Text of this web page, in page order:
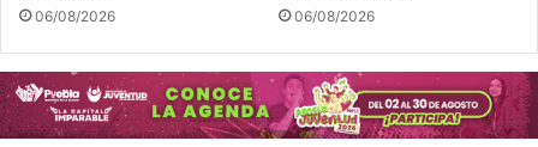
06/08/2026 06/08/2026